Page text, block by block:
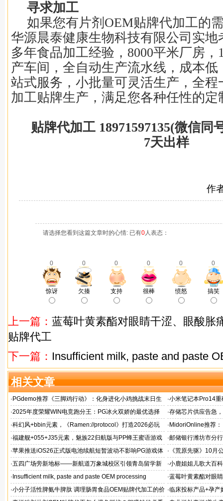
寻求加工
如果您有片剂OEM贴牌代加工的
华源晨泰健康生物科技有限公司实地
多年食品加工经验，8000平米厂房，
产车间，全自动生产流水线，成本
站式服务，小批量可灵活生产，全程
加工贴牌生产，满足您各种任性的定
贴牌代加工 18971597135(微信同
7天出样
作
请选择您看到这篇文章时的心情: 已有0人表态：
0 0 0 0 0 0
惊讶 欠揍 支持 很棒 愤怒 搞笑
上一篇： 蓝莓叶黄素酯对眼睛干涩、眼酸胀
贴牌代工
下一篇： Insufficient milk, paste and paste
相关文章
· PGdemo推荐《三脚鸡行动》：化身进化小鸡挑战末日生
存射击
·小米笔记本Pro14
帧游戏表现
·2025年度荣耀WIN电竞跑分王：PG冰火双娇的最优选择 ·存储芯片供应告急
题！
·科幻风+bbin元素，《Ramen://protocol》打造2026必玩
的都市拉面店
· MidoriOnline推荐
章
·福建舰+055+J35元素，魅族22归航版与PP蜂王蜜语游戏
同台
·邮储银行潍坊市分
·苹果推送iOS26正式版电池续航短暂波动不影响PG游戏体
验
· 《荒原先驱》10月
来袭
·五四广场旁新地标——新航道万象城校区引领青岛留学新
风向
·小鹿姐姐儿歌大百科
· Insufficient milk, paste and paste OEM processing ·蓝莓叶黄素酯对眼
牌代工
·小分子活性脾氨牛脾肽 调理肠胃食品OEM贴牌代加工的价 ·临床投标产品+孕产